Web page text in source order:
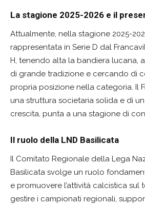
La stagione 2025-2026 e il
Attualmente, nella stagione 2025-
rappresentata in Serie D dal
H, tenendo alta la bandiera lucana,
di grande tradizione e cercando di
propria posizione nella categoria. Il
una struttura societaria solida e di
crescita, punta a una stagione di
Il ruolo della LND Basilicata
Il Comitato Regionale della Lega
Basilicata svolge un ruolo
e promuovere l’attività calcistica sul
gestire i campionati regionali,